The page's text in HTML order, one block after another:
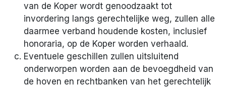
van de Koper wordt genoodzaakt tot
invordering langs gerechtelijke weg, zullen alle
daarmee verband houdende kosten, inclusief
honoraria, op de Koper worden verhaald.
Eventuele geschillen zullen uitsluitend
onderworpen worden aan de bevoegdheid van
de hoven en rechtbanken van het gerechtelijk